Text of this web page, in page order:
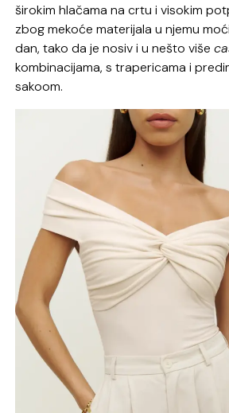
širokim hlačama na crtu i visokim
zbog mekoće materijala u njemu
dan, tako da je nosiv i u nešto više
kombinacijama, s trapericama i
sakoom.